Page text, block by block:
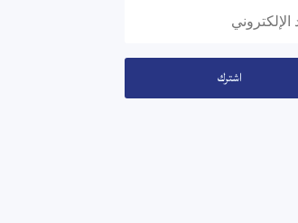
اشترك